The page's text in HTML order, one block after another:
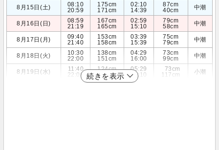
8月15日(土)
08:10
20:59
175cm
171cm
02:10
14:39
87cm
40cm
中潮
8月16日(日)
08:59
21:19
167cm
165cm
02:59
15:10
79cm
58cm
中潮
8月17日(月)
09:40
21:40
153cm
158cm
03:39
15:39
75cm
79cm
中潮
8月18日(火)
10:30
22:00
138cm
151cm
04:29
16:00
73cm
99cm
中潮
8月19日(水)
11:40
22:00
124cm
146cm
05:29
16:10
73cm
117cm
小潮
続きを表示